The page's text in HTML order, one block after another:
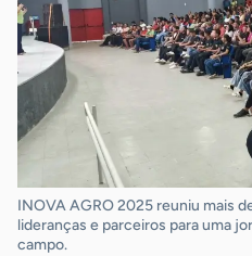
INOVA AGRO 2025 reuniu mais
lideranças e parceiros para uma
campo.